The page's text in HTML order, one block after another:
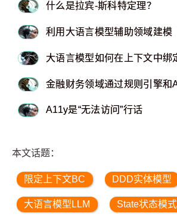
什么是拉宾-斯科特定理？
利用大语言模型辅助领域建模
大语言模型如何在上下文中绑
金融财务领域通过规则引擎和
A11y是“无法访问”行话
本文话题：
限定上下文BC DDD实体模型
大语言模型LLM State状态模